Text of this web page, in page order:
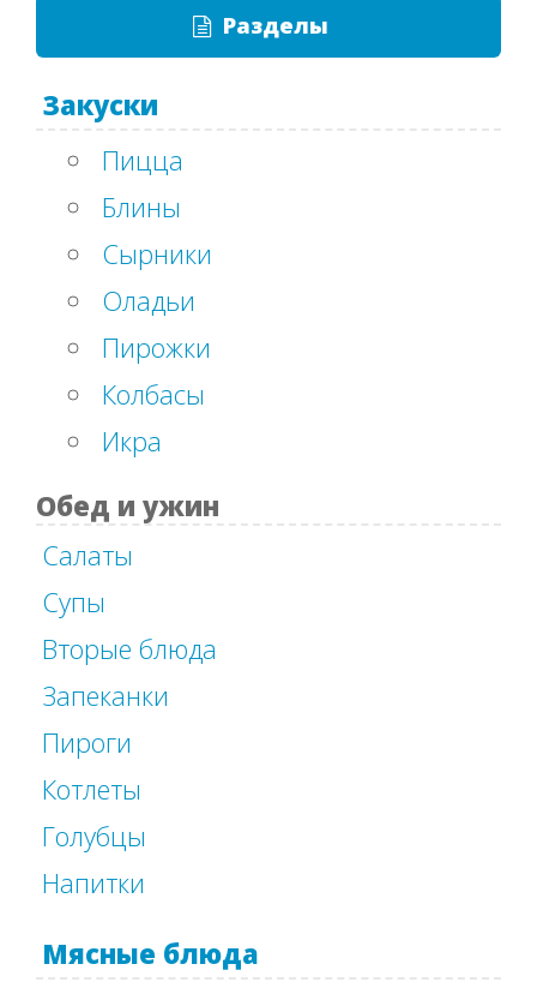
Разделы
Закуски
Пицца
Блины
Сырники
Оладьи
Пирожки
Колбасы
Икра
Обед и ужин
Салаты
Супы
Вторые блюда
Запеканки
Пироги
Котлеты
Голубцы
Напитки
Мясные блюда